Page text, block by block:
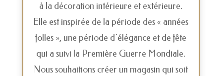
à la décoration intérieure et extérieure.
Elle est inspirée de la période des « années
folles », une période d’élégance et de fête
qui a suivi la Première Guerre Mondiale.
Nous souhaitions créer un magasin qui soit